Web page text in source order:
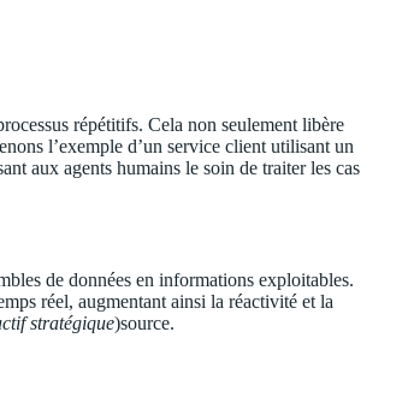
répétitifs. Cela non seulement libère
l’exemple d’un service client utilisant un
aux agents humains le soin de traiter les cas
de données en informations exploitables.
réel, augmentant ainsi la réactivité et la
stratégique)source.